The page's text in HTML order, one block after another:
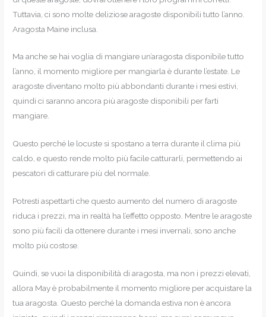
Tuttavia, ci sono molte deliziose aragoste disponibili tutto l’anno.
Aragosta Maine inclusa.
Ma anche se hai voglia di mangiare un’aragosta disponibile tutto
l’anno, il momento migliore per mangiarla è durante l’estate. Le
aragoste diventano molto più abbondanti durante i mesi estivi,
quindi ci saranno ancora più aragoste disponibili per farti
mangiare.
Questo perché le locuste si spostano a terra durante il clima più
caldo, e questo rende molto più facile catturarli, permettendo ai
pescatori di catturare più del normale.
Potresti aspettarti che questo aumento del numero di aragoste
riduca i prezzi, ma in realtà ha l’effetto opposto. Mentre le aragoste
sono più facili da ottenere durante i mesi invernali, sono anche
molto più costose.
Quindi, se vuoi la disponibilità di aragosta, ma non i prezzi elevati,
allora May è probabilmente il momento migliore per acquistare la
tua aragosta. Questo perché la domanda estiva non è ancora